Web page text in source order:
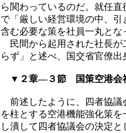
ら関わっているのだ。就任
で「厳しい経営環境の中、
含む必要な策を社員一丸と
民間から起用された社長が
らず」と述べ、国交省官僚
▼２章―３節 国策空港会
前述したように、四者協議
を柱とする空港機能強化策
し潰して四者協議会の決定と